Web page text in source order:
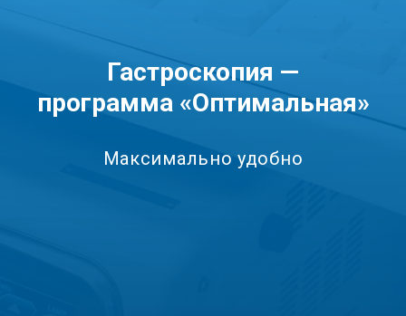
Гастроскопия —
программа «Оптимальная»
Максимально удобно